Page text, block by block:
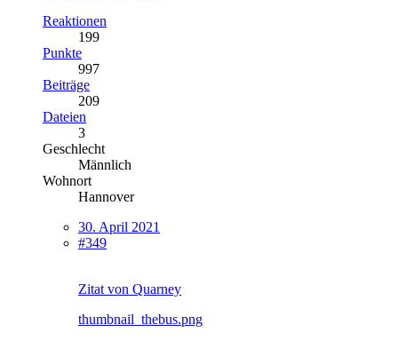
Reaktionen
199
Punkte
997
Beiträge
209
Dateien
3
Geschlecht
Männlich
Wohnort
Hannover
30. April 2021
#349
Zitat von Quarney
thumbnail_thebus.png